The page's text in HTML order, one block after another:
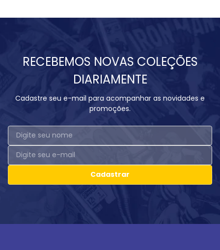
RECEBEMOS NOVAS COLEÇÕES
DIARIAMENTE
Cadastre seu e-mail para acompanhar as novidades e
promoções.
Cadastrar